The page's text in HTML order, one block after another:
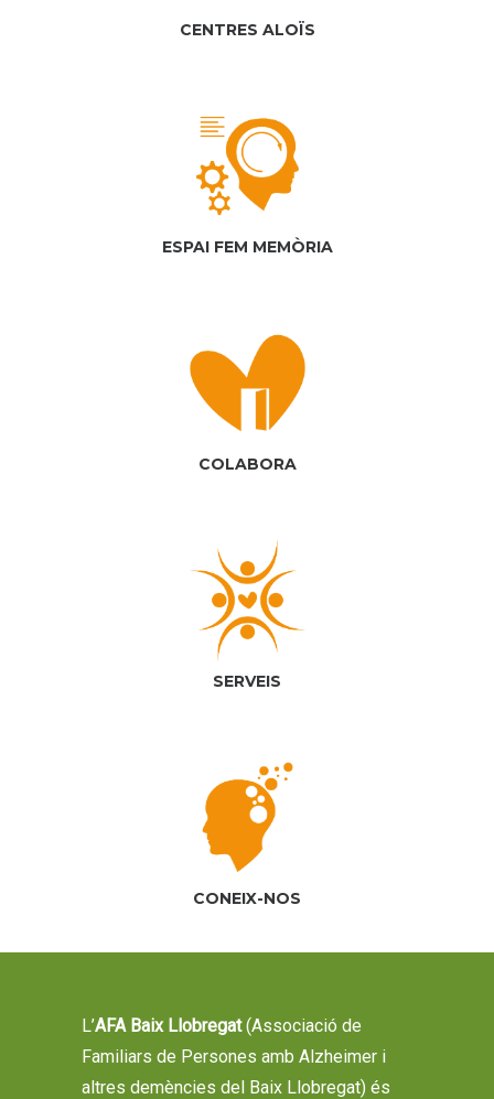
CENTRES ALOÏS
ESPAI FEM MEMÒRIA
COLABORA
SERVEIS
CONEIX-NOS
L’AFA Baix Llobregat(Associació de
Familiars de Persones amb Alzheimer i
altres demències del Baix Llobregat) és